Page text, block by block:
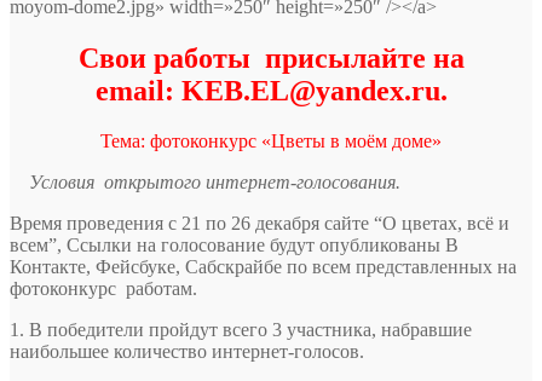
moyom-dome2.jpg» width=»250″ height=»250″ /></a>
Свои работы присылайте на
email: KEB.EL@yandex.ru.
Тема: фотоконкурс «Цветы в моём доме»
Условия открытого интернет-голосования.
Время проведения с 21 по 26 декабря сайте “О цветах, всё и
всем”, Ссылки на голосование будут опубликованы В
Контакте, Фейсбуке, Сабскрайбе по всем представленных на
фотоконкурc работам.
1. В победители пройдут всего 3 участника, набравшие
наибольшее количество интернет-голосов.